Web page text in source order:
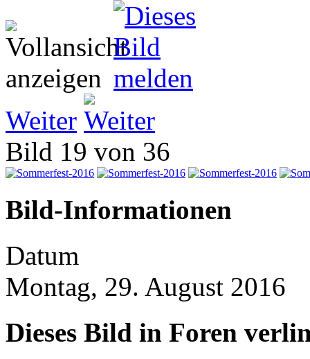
Weiter
Bild 19 von 36
Bild-Informationen
Datum
Montag, 29. August 2016
Dieses Bild in Foren